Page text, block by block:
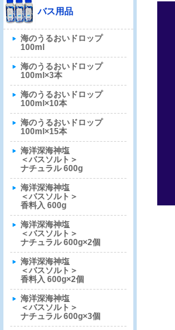
バス用品
海のうるおいドロップ
100ml
海のうるおいドロップ
100ml×3本
海のうるおいドロップ
100ml×10本
海のうるおいドロップ
100ml×15本
海洋深海神塩
＜バスソルト＞
ナチュラル 600g
海洋深海神塩
＜バスソルト＞
香料入 600g
海洋深海神塩
＜バスソルト＞
ナチュラル 600g×2個
海洋深海神塩
＜バスソルト＞
香料入 600g×2個
海洋深海神塩
＜バスソルト＞
ナチュラル 600g×3個